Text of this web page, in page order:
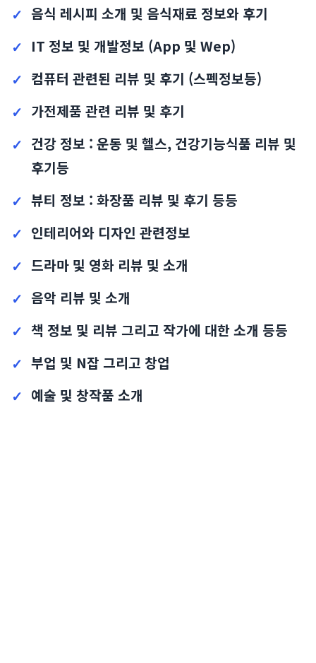
음식 레시피 소개 및 음식재료 정보와 후기
IT 정보 및 개발정보 (App 및 Wep)
컴퓨터 관련된 리뷰 및 후기 (스펙정보등)
가전제품 관련 리뷰 및 후기
건강 정보 : 운동 및 헬스, 건강기능식품 리뷰 및
후기등
뷰티 정보 : 화장품 리뷰 및 후기 등등
인테리어와 디자인 관련정보
드라마 및 영화 리뷰 및 소개
음악 리뷰 및 소개
책 정보 및 리뷰 그리고 작가에 대한 소개 등등
부업 및 N잡 그리고 창업
예술 및 창작품 소개